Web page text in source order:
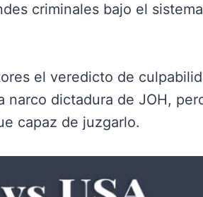
criminales bajo el
el veredicto de
dictadura de JOH,
capaz de juzgarlo.